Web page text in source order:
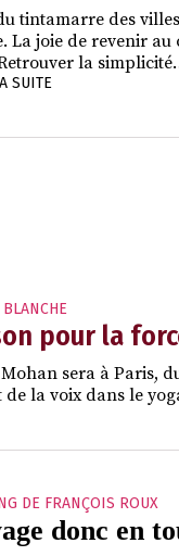
tintamarre des
La joie de revenir au
la
SUITE
BLANCHE
pour la
sera à Paris,
de la voix dans le
DE FRANÇOIS ROUX
donc en